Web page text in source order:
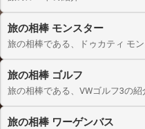
旅の相棒 モンスター
旅の相棒である、ドゥカティ モ
旅の相棒 ゴルフ
旅の相棒である、VWゴルフ3の紹
旅の相棒 ワーゲンバス